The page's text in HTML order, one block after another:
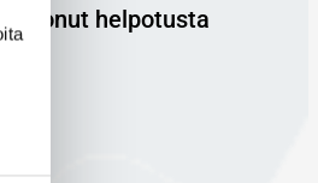
tuonut helpotusta